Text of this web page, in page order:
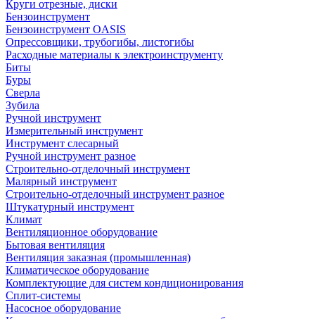
Круги отрезные, диски
Бензоинструмент
Бензоинструмент OASIS
Опрессовщики, трубогибы, листогибы
Расходные материалы к электроинструменту
Биты
Буры
Сверла
Зубила
Ручной инструмент
Измерительный инструмент
Инструмент слесарный
Ручной инструмент разное
Строительно-отделочный инструмент
Малярный инструмент
Строительно-отделочный инструмент разное
Штукатурный инструмент
Климат
Вентиляционное оборудование
Бытовая вентиляция
Вентиляция заказная (промышленная)
Климатическое оборудование
Комплектующие для систем кондиционирования
Сплит-системы
Насосное оборудование